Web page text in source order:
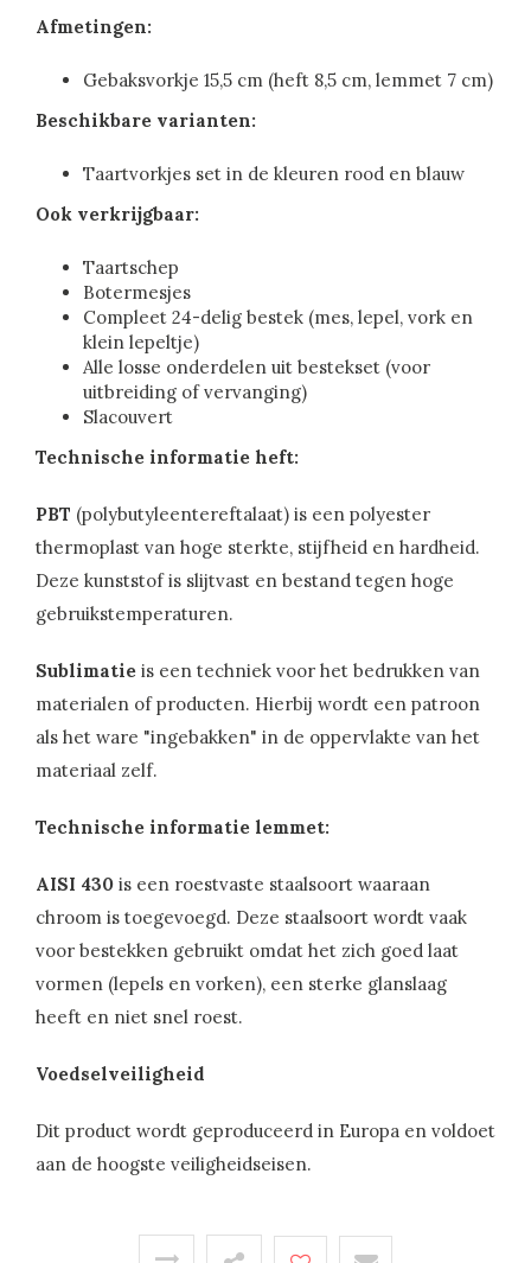
Afmetingen:
Gebaksvorkje 15,5 cm (heft 8,5 cm, lemmet 7 cm)
Beschikbare varianten:
Taartvorkjes set in de kleuren rood en blauw
Ook verkrijgbaar:
Taartschep
Botermesjes
Compleet 24-delig bestek (mes, lepel, vork en
klein lepeltje)
Alle losse onderdelen uit bestekset (voor
uitbreiding of vervanging)
Slacouvert
Technische informatie heft:
PBT (polybutyleentereftalaat) is een polyester
thermoplast van hoge sterkte, stijfheid en hardheid.
Deze kunststof is slijtvast en bestand tegen hoge
gebruikstemperaturen.
Sublimatie is een techniek voor het bedrukken van
materialen of producten. Hierbij wordt een patroon
als het ware "ingebakken" in de oppervlakte van het
materiaal zelf.
Technische informatie lemmet:
AISI 430 is een roestvaste staalsoort waaraan
chroom is toegevoegd. Deze staalsoort wordt vaak
voor bestekken gebruikt omdat het zich goed laat
vormen (lepels en vorken), een sterke glanslaag
heeft en niet snel roest.
Voedselveiligheid
Dit product wordt geproduceerd in Europa en voldoet
aan de hoogste veiligheidseisen.